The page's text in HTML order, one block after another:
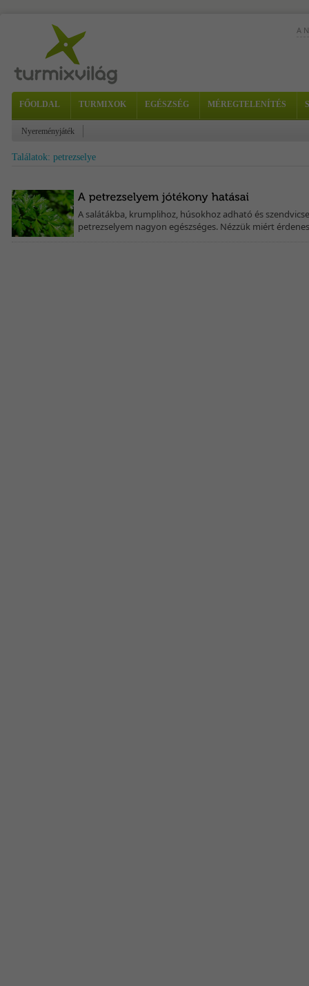
A
FŐOLDAL TURMIXOK EGÉSZSÉG MÉREGTELENÍTÉS
Nyereményjáték
Találatok: petrezselye
A salátákba, krumplihoz, húsokhoz adható és
petrezselyem nagyon egészséges. Nézzük miért